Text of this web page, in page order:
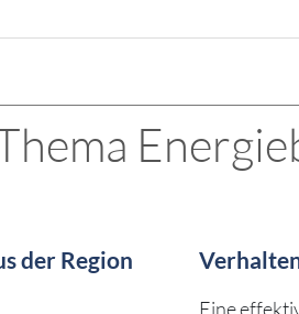
der Region
Eine